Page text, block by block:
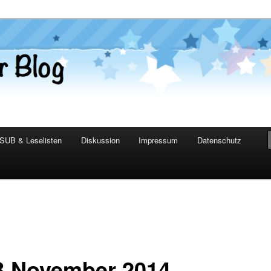
Blog
SUB & Leselisten Diskussion Impressum Datenschutz